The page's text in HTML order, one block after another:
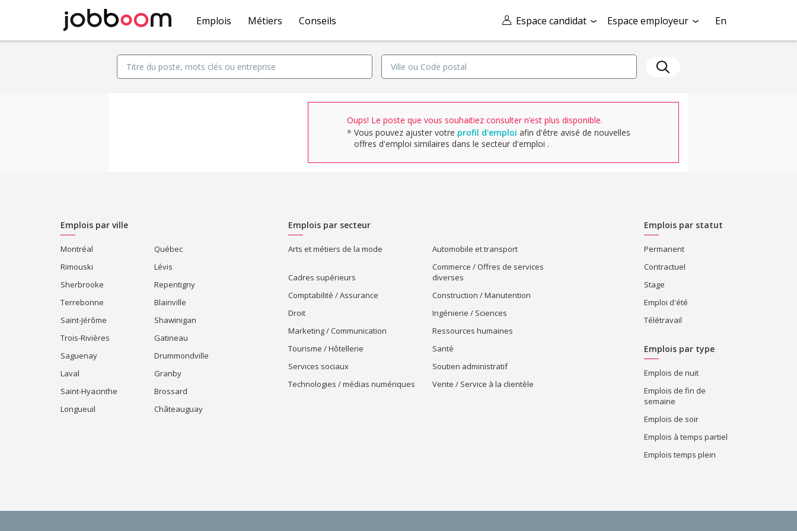
Espace candidat Espace employeur En
Emplois Métiers Conseils
Oups! Le poste que vous souhaitiez consulter n’est plus disponible.
Vous pouvez ajuster votre profil d'emploi afin d'être avisé de nouvelles
offres d'emploi similaires dans le secteur d'emploi .
Emplois par ville
Montréal
Québec
Rimouski
Lévis
Sherbrooke
Repentigny
Terrebonne
Blainville
Saint-Jérôme
Shawinigan
Trois-Rivières
Gatineau
Saguenay
Drummondville
Laval
Granby
Saint-Hyacinthe
Brossard
Longueuil
Châteauguay
Emplois par secteur
Arts et métiers de la mode Automobile et transport
Cadres supérieurs
Commerce / Offres de services
diverses
Comptabilité / Assurance
Construction / Manutention
Droit
Ingénierie / Sciences
Marketing / Communication
Ressources humaines
Tourisme / Hôtellerie
Santé
Services sociaux
Soutien administratif
Technologies / médias numériques
Vente / Service à la clientèle
Emplois par statut
Permanent
Contractuel
Stage
Emploi d'été
Télétravail
Emplois par type
Emplois de nuit
Emplois de fin de
semaine
Emplois de soir
Emplois à temps partiel
Emplois temps plein